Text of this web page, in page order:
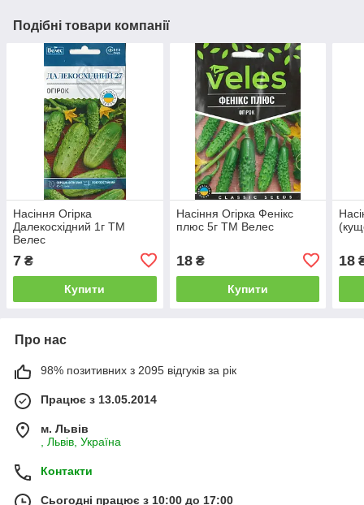
Подібні товари компанії
Насіння Огірка
Далекосхідний 1г ТМ
Велес
7 ₴
Купити
Насіння Огірка Фенікс
плюс 5г ТМ Велес
18₴
Купити
18
Про нас
98% позитивних з 2095 відгуків за рік
Працює з 13.05.2014
м. Львів
, Львів, Україна
Контакти
Сьогодні працює з 10:00 до 17:00